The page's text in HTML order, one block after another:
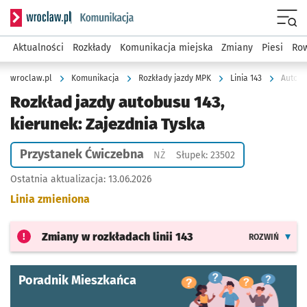
Serwis informacyjny wroclaw.pl podserwis: Komunikacja
Aktualności Rozkłady Komunikacja miejska Zmiany Piesi
wroclaw.pl Komunikacja Rozkłady jazdy MPK Linia 143
Rozkład jazdy autobusu 143,
kierunek: Zajezdnia Tyska
Przystanek Ćwiczebna NŻPrzystanek na życzenie
Słupek: 23502
Ostatnia aktualizacja: 13.06.2026
Linia zmieniona
Zmiany w rozkładach linii 143 ROZWIŃ
Poradnik Mieszkańca